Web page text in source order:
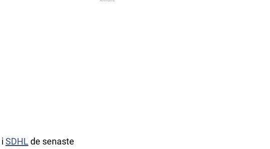
i SDHLde senaste